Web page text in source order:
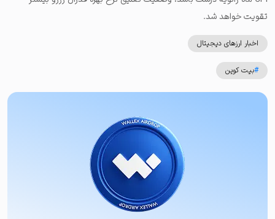
تقویت خواهد شد.
اخبار ارزهای دیجیتال
#بیت کوین